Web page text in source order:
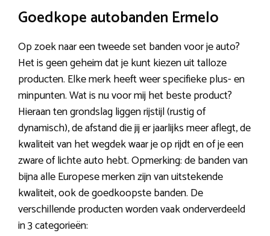
Goedkope autobanden Ermelo
Op zoek naar een tweede set banden voor je auto?
Het is geen geheim dat je kunt kiezen uit talloze
producten. Elke merk heeft weer specifieke plus- en
minpunten. Wat is nu voor mij het beste product?
Hieraan ten grondslag liggen rijstijl (rustig of
dynamisch), de afstand die jij er jaarlijks meer aflegt, de
kwaliteit van het wegdek waar je op rijdt en of je een
zware of lichte auto hebt. Opmerking: de banden van
bijna alle Europese merken zijn van uitstekende
kwaliteit, ook de goedkoopste banden. De
verschillende producten worden vaak onderverdeeld
in 3 categorieën: